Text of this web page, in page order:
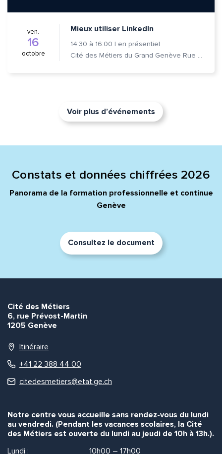
ven.
16
octobre
Mieux utiliser LinkedIn
14:30 à 16:00 | en présentiel
Cité des Métiers du Grand Genève Rue Prévost-Martin 6 1205 Genève
Voir plus d’événements
Constats et données chiffrées 2026
Panorama de la formation professionnelle et continue
Genève
Consultez le document
Cité des Métiers
6, rue Prévost-Martin
1205 Genève
Itinéraire
+41 22 388 44 00
citedesmetiers@etat.ge.ch
Notre centre vous accueille sans rendez-vous du lundi
au vendredi. (Pendant les vacances scolaires, la Cité
des Métiers est ouverte du lundi au jeudi de 10h à 13h.).
Lundi :
10h00 – 17h00